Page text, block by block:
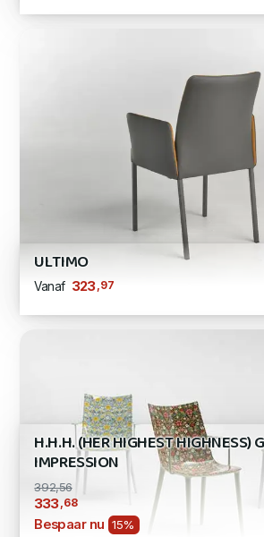
ULTIMO
Vanaf 323 ,97
H.H.H. (HER HIGHEST HIGHNESS)
IMPRESSION
392,56
333 ,68
Bespaar nu 15%